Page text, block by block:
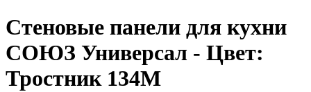
Стеновые панели для кухни
СОЮЗ Универсал - Цвет:
Тростник 134М